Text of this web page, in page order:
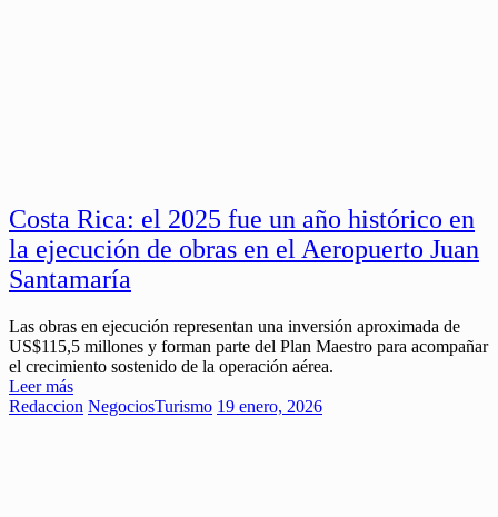
Costa Rica: el 2025 fue un año histórico en
la ejecución de obras en el Aeropuerto Juan
Santamaría
Las obras en ejecución representan una inversión aproximada de
US$115,5 millones y forman parte del Plan Maestro para acompañar
el crecimiento sostenido de la operación aérea.
Leer más
Redaccion NegociosTurismo 19 enero, 2026